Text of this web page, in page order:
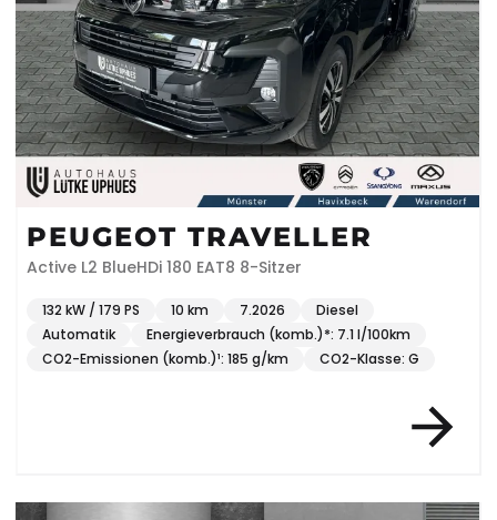
PEUGEOT TRAVELLER
Active L2 BlueHDi 180 EAT8 8-Sitzer
132 kW / 179 PS 10 km 7.2026
Diesel
Automatik
Energieverbrauch (komb.)*: 7.1 l/100km
CO2-Emissionen (komb.)¹: 185 g/km
CO2-Klasse: G